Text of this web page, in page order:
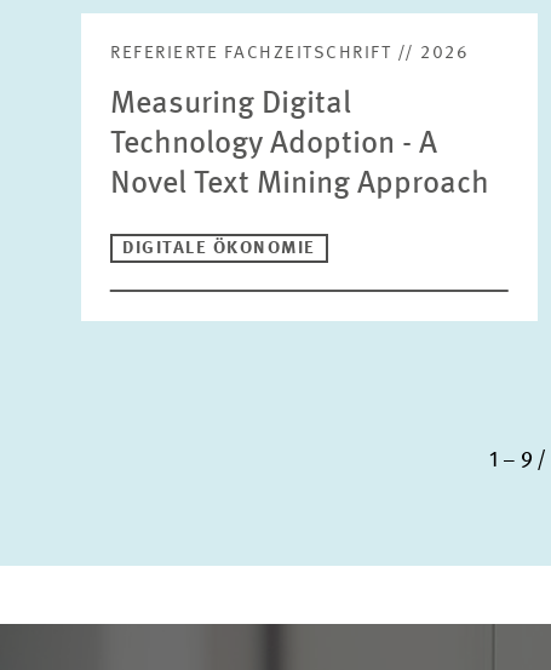
REFERIERTE FACHZEITSCHRIFT // 2026
Measuring Digital
Technology Adoption - A
Novel Text Mining Approach
DIGITALE ÖKONOMIE
1 – 9